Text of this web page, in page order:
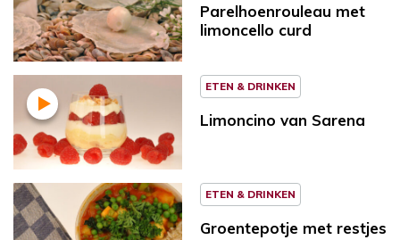
Parelhoenrouleau met
limoncello curd
ETEN & DRINKEN
Limoncino van Sarena
ETEN & DRINKEN
Groentepotje met restjes